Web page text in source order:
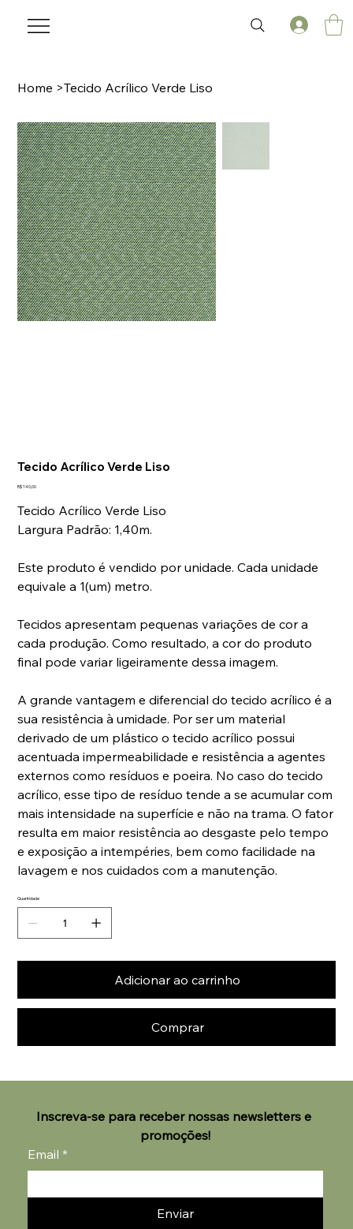
Home >Tecido Acrílico Verde Liso
Tecido Acrílico Verde Liso
Preço
R$ 140,00
Tecido Acrílico Verde Liso
Largura Padrão: 1,40m.
Este produto é vendido por unidade. Cada unidade
equivale a 1(um) metro.
Tecidos apresentam pequenas variações de cor a
cada produção. Como resultado, a cor do produto
final pode variar ligeiramente dessa imagem.
A grande vantagem e diferencial do tecido acrílico é a
sua resistência à umidade. Por ser um material
derivado de um plástico o tecido acrílico possui
acentuada impermeabilidade e resistência a agentes
externos como resíduos e poeira. No caso do tecido
acrílico, esse tipo de resíduo tende a se acumular com
mais intensidade na superfície e não na trama. O fator
resulta em maior resistência ao desgaste pelo tempo
e exposição a intempéries, bem como facilidade na
lavagem e nos cuidados com a manutenção.
Quantidade
Adicionar ao carrinho
Comprar
Inscreva-se para receber nossas newsletters e
promoções!
Email *
Enviar
🌟 Welcome to our help center!